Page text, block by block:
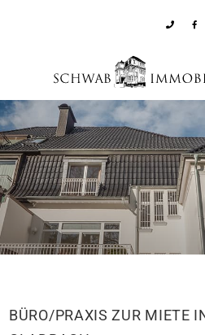
BÜRO/PRAXIS ZUR MIETE